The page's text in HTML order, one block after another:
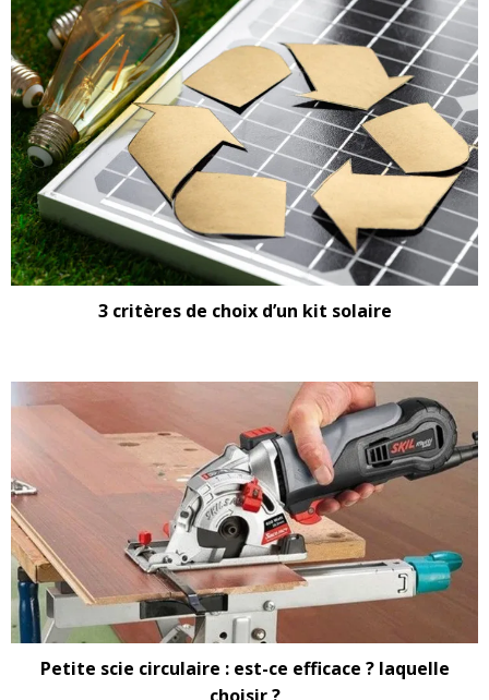
3 critères de choix d’un kit solaire
Petite scie circulaire : est-ce efficace ? laquelle